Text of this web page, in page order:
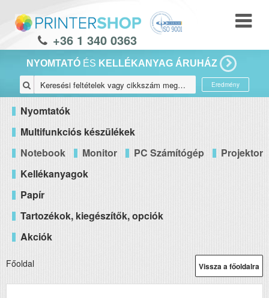
+36 1 340 0363
NYOMTATÓ ÉS KELLÉKANYAG ÁRUHÁZ
Eredmény
Nyomtatók
Multifunkciós készülékek
Notebook
Monitor PC Számítógép
Projektor
Kellékanyagok
Papír
Tartozékok, kiegészítők, opciók
Akciók
Vissza a főoldalra
Főoldal